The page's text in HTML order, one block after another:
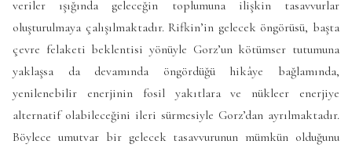
veriler ışığında geleceğin toplumuna ilişkin tasavvurlar
oluşturulmaya çalışılmaktadır. Rifkin’in gelecek öngörüsü, başta
çevre felaketi beklentisi yönüyle Gorz’un kötümser tutumuna
yaklaşsa da devamında öngördüğü hikâye bağlamında,
yenilenebilir enerjinin fosil yakıtlara ve nükleer enerjiye
alternatif olabileceğini ileri sürmesiyle Gorz’dan ayrılmaktadır.
Böylece umutvar bir gelecek tasavvurunun mümkün olduğunu